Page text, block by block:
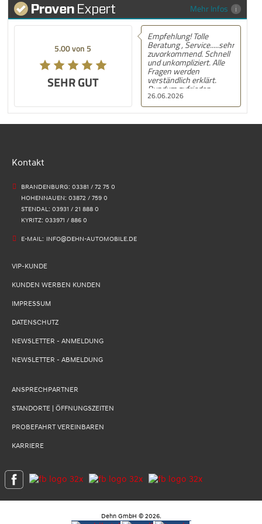
Mehr Infos
5.00 von 5
SEHR GUT
26.06.2026
Empfehlung! Tolle
Beratung , Service.....sehr
zuvorkommend. Schnell
und unkompliziert. Alle
Fragen werden
verständlich erklärt.
Rundum zufrieden.
Kontakt
BRANDENBURG: 03381 / 72 75 0
HOHENNAUEN: 03872 / 759 0
STENDAL: 03931 / 21 888 0
KYRITZ: 033971 / 886 0
E-MAIL: INFO@DEHN-AUTOMOBILE.DE
VIP-KUNDE
KUNDEN WERBEN KUNDEN
IMPRESSUM
DATENSCHUTZ
NEWSLETTER - ANMELDUNG
NEWSLETTER - ABMELDUNG
ANSPRECHPARTNER
STANDORTE | ÖFFNUNGSZEITEN
PROBEFAHRT VEREINBAREN
KARRIERE
Dehn GmbH © 2026